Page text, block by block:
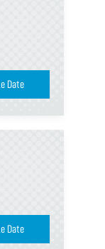
Date
Date